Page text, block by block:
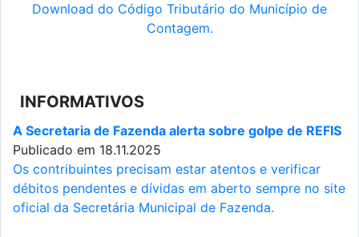
Download do Código Tributário do Município de
Contagem.
INFORMATIVOS
A Secretaria de Fazenda alerta sobre golpe de REFIS
Publicado em 18.11.2025
Os contribuintes precisam estar atentos e verificar
débitos pendentes e dívidas em aberto sempre no site
oficial da Secretária Municipal de Fazenda.